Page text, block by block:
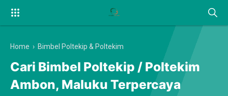
Home › Bimbel Poltekip & Poltekim
Cari Bimbel Poltekip / Poltekim
Ambon, Maluku Terpercaya